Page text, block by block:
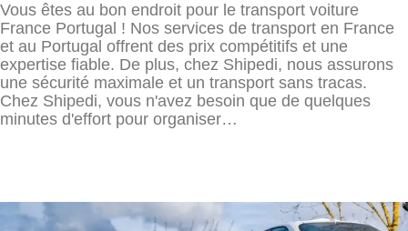
Vous êtes au bon endroit pour le transport voiture
France Portugal ! Nos services de transport en France
et au Portugal offrent des prix compétitifs et une
expertise fiable. De plus, chez Shipedi, nous assurons
une sécurité maximale et un transport sans tracas.
Chez Shipedi, vous n'avez besoin que de quelques
minutes d'effort pour organiser…